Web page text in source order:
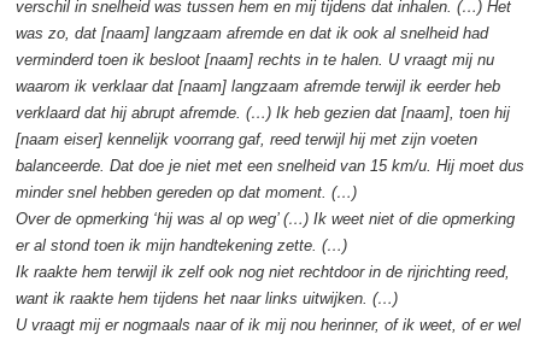
verschil in snelheid was tussen hem en mij tijdens dat inhalen. (…) Het
was zo, dat [naam] langzaam afremde en dat ik ook al snelheid had
verminderd toen ik besloot [naam] rechts in te halen. U vraagt mij nu
waarom ik verklaar dat [naam] langzaam afremde terwijl ik eerder heb
verklaard dat hij abrupt afremde. (…) Ik heb gezien dat [naam], toen hij
[naam eiser] kennelijk voorrang gaf, reed terwijl hij met zijn voeten
balanceerde. Dat doe je niet met een snelheid van 15 km/u. Hij moet dus
minder snel hebben gereden op dat moment. (…)
Over de opmerking ‘hij was al op weg’ (…) Ik weet niet of die opmerking
er al stond toen ik mijn handtekening zette. (…)
Ik raakte hem terwijl ik zelf ook nog niet rechtdoor in de rijrichting reed,
want ik raakte hem tijdens het naar links uitwijken. (…)
U vraagt mij er nogmaals naar of ik mij nou herinner, of ik weet, of er wel